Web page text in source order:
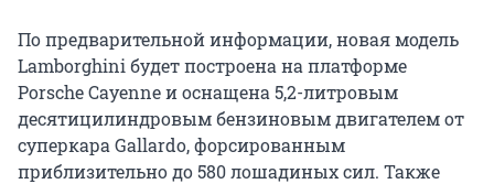
По предварительной информации, новая модель
Lamborghini будет построена на платформе
Porsche Cayenne и оснащена 5,2-литровым
десятицилиндровым бензиновым двигателем от
суперкара Gallardo, форсированным
приблизительно до 580 лошадиных сил. Также